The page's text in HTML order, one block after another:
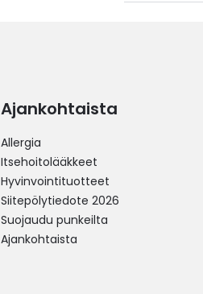
Ajankohtaista
Allergia
Itsehoitolääkkeet
Hyvinvointituotteet
Siitepölytiedote 2026
Suojaudu punkeilta
Ajankohtaista